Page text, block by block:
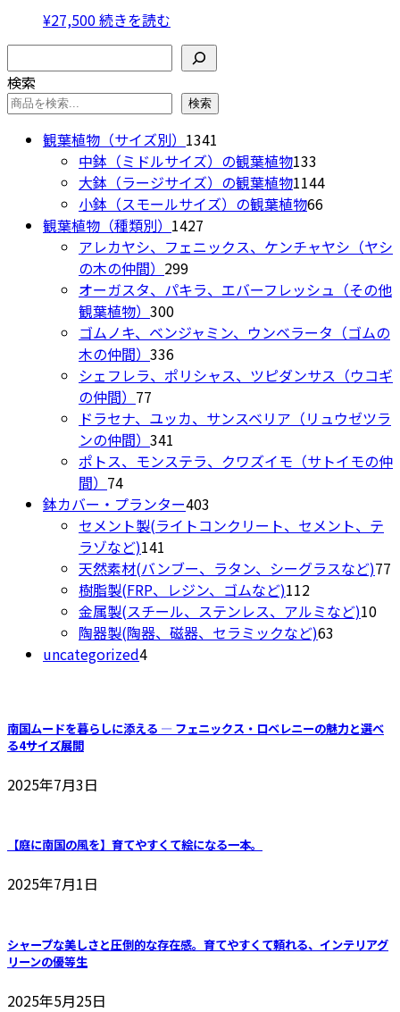
オ
プ
シ
ョ
ン
は
商
ペ
ジ
ら
択
き
す
¥27,500続きを読む
検索
検索
観葉植物（サイズ別） 1341
個
の
商
中鉢（ミドルサイズ）の観葉植物133
個
の
品
大鉢（ラージサイズ）の観葉植物11441144
商
小鉢（スモールサイズ）の観葉植物6666
の
品
観葉植物（種類別） 1427
個
商
アレカヤシ、フェニックス、ケンチャヤシ（ヤシ
の木の仲間） 299299
個
商
オーガスタ、パキラ、エバーフレッシュ（その他
観葉植物） 300300
個
の
商
ゴムノキ、ベンジャミン、ウンベラータ（ゴムの
木の仲間） 336336
個
商
シェフレラ、ポリシャス、ツピダンサス（ウコギ
の仲間） 77
個
の
商
ドラセナ、ユッカ、サンスベリア（リュウゼツラ
ンの仲間） 341
個
商
品
ポトス、モンステラ、クワズイモ（サトイモの仲
間） 7474
個
の
商
品
鉢カバー・プランター403
個
商
品
セメント製(ライトコンクリート、セメント、テ
ラゾなど)141
個
の
商
品
天然素材(バンブー、ラタン、シーグラスなど)77
樹脂製(FRP、レジン、ゴムなど)112112
個
の
金属製(スチール、ステンレス、アルミなど)1010
陶器製(陶器、磁器、セラミックなど)63
uncategorized44
品
南国ムードを暮らしに添える ― フェニックス・ロベレニーの魅力と選べ
る4サイズ展開
2025年7月3日
【庭に南国の風を】育てやすくて絵になる一本。
2025年7月1日
シャープな美しさと圧倒的な存在感。育てやすくて頼れる、インテリアグ
リーンの優等生
2025年5月25日